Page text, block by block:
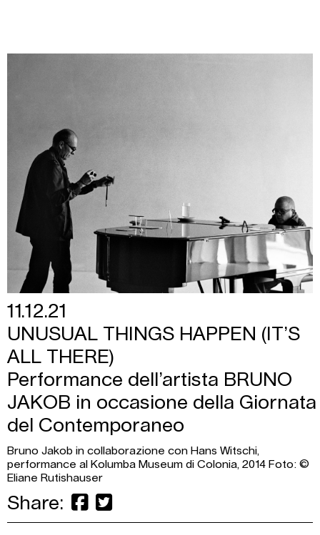
11.12.21
UNUSUAL THINGS HAPPEN (IT’S
ALL THERE)
Performance dell’artista BRUNO
JAKOB in occasione della Giornata
del Contemporaneo
Bruno Jakob in collaborazione con Hans Witschi,
performance al Kolumba Museum di Colonia, 2014 Foto: ©
Eliane Rutishauser
Share: